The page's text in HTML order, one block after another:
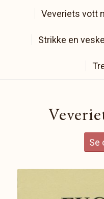
Veveriets vott
Strikke en veske
Se